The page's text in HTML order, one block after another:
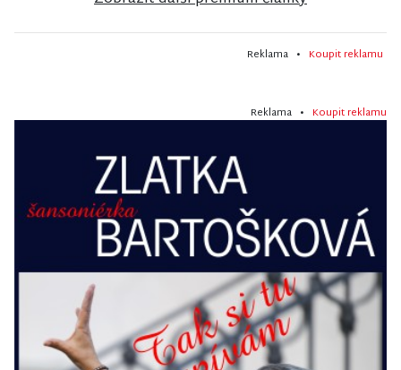
Reklama • Koupit reklamu
Reklama • Koupit reklamu